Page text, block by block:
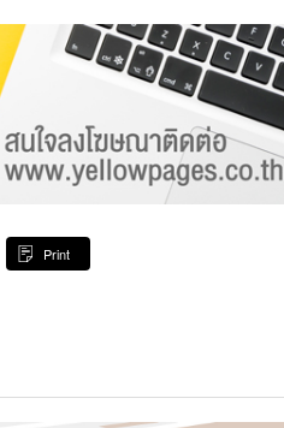
Print